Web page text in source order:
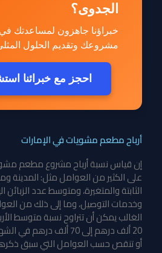
الجدوى؟
خبراؤنا جاهزون لمساعدتك
مشروعك وتقديم الحلول
احجز مع خبرائنا
أرباح مطعم مشويات في الإمارات
إن قياس نسبة أرباحمشروع مطعم
على الكثير من العوامل مثل: المدينة
الثابتة والمتغيرة، ومتوسط عدد
وخدمات التوصيل، وما إلى ذلك من
الغالب يمكن أن تتراوح نسبة متوسط
20 ألف درهم إلى 70 ألف
أو تنقص حسب العوامل التي سبق